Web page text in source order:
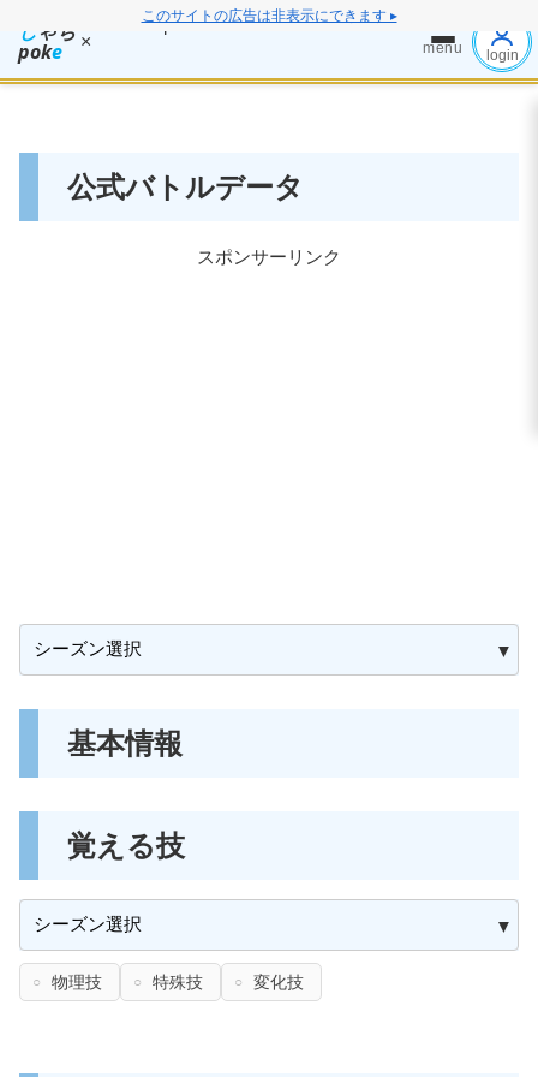
このサイトの広告は非表示にできます ▸
しゃち
poke × menu login
公式バトルデータ
スポンサーリンク
基本情報
覚える技
物理技 特殊技 変化技